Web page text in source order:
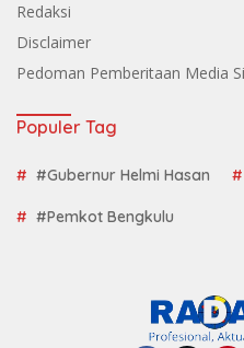
Redaksi
Disclaimer
Pedoman Pemberitaan Media
Populer Tag
#Gubernur Helmi Hasan
#Pemkot Bengkulu